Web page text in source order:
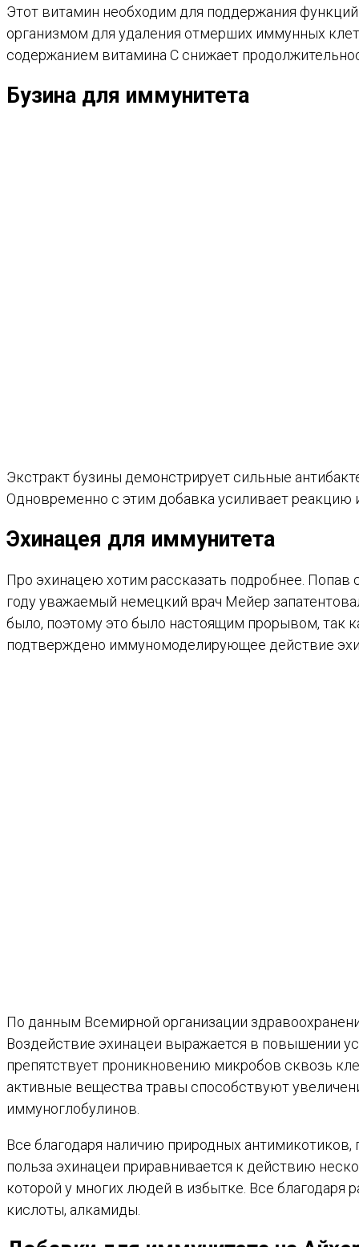
Этот витамин необходим для поддержания
организмом для удаления отмерших иммунных
содержанием витамина C снижает
Бузина для иммунитета
Экстракт бузины демонстрирует сильные
Одновременно с этим добавка усиливает
Эхинацея для иммунитета
Про эхинацею хотим рассказать подробнее.
году уважаемый немецкий врач Мейер
было, поэтому это было настоящим прорывом, так
подтверждено иммуномоделирующее действие
По данным Всемирной организации
Воздействие эхинацеи выражается в повышении
препятствует проникновению микробов сквозь
активные вещества травы способствуют
иммуноглобулинов.
Все благодаря наличию природных
польза эхинацеи приравнивается к действию
которой у многих людей в избытке. Все
кислоты, алкамиды.